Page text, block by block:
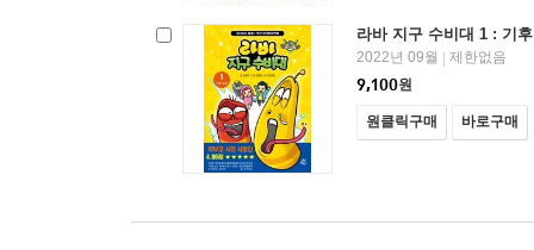
라바 지구 수비대 1 : 기
2022년 09월
제한없음
9,100원
원클릭구매 바로구매